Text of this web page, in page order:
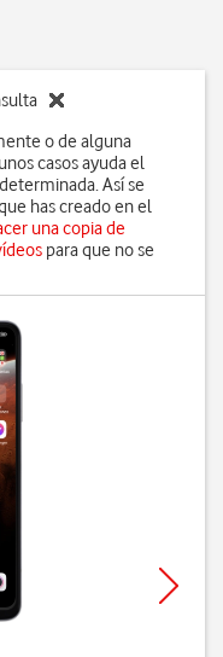
o de alguna
casos ayuda el
Así se
has creado en el
una copia de
para que no se